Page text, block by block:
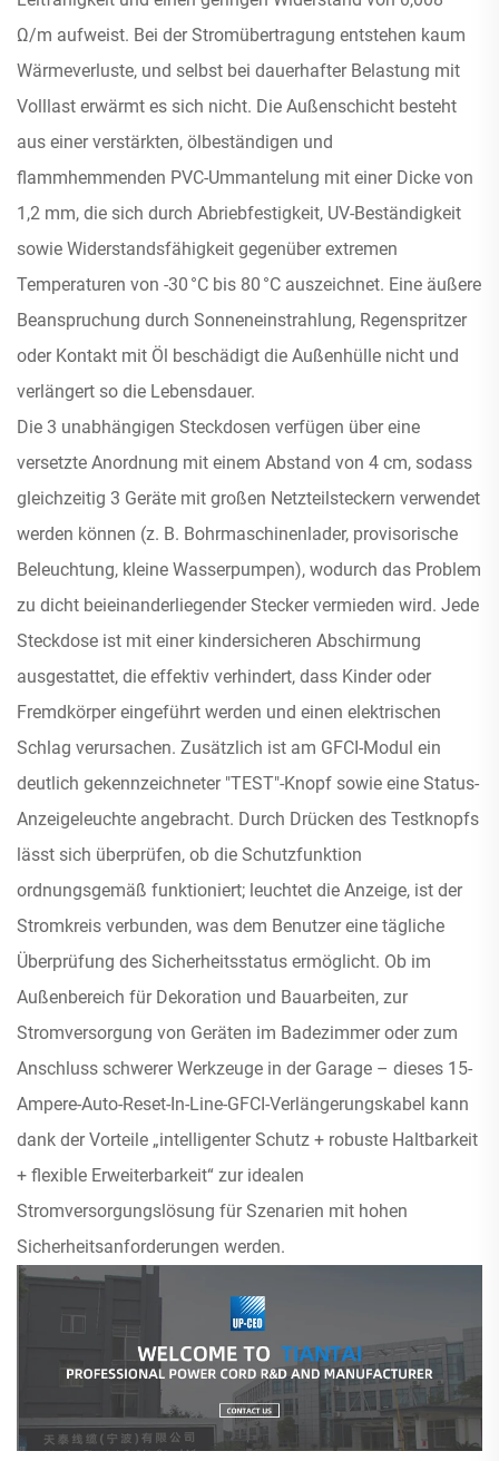
Ω/m aufweist. Bei der Stromübertragung entstehen kaum
Wärmeverluste, und selbst bei dauerhafter Belastung mit
Volllast erwärmt es sich nicht. Die Außenschicht besteht
aus einer verstärkten, ölbeständigen und
flammhemmenden PVC-Ummantelung mit einer Dicke von
1,2 mm, die sich durch Abriebfestigkeit, UV-Beständigkeit
sowie Widerstandsfähigkeit gegenüber extremen
Temperaturen von -30 °C bis 80 °C auszeichnet. Eine äußere
Beanspruchung durch Sonneneinstrahlung, Regenspritzer
oder Kontakt mit Öl beschädigt die Außenhülle nicht und
verlängert so die Lebensdauer.
Die 3 unabhängigen Steckdosen verfügen über eine
versetzte Anordnung mit einem Abstand von 4 cm, sodass
gleichzeitig 3 Geräte mit großen Netzteilsteckern verwendet
werden können (z. B. Bohrmaschinenlader, provisorische
Beleuchtung, kleine Wasserpumpen), wodurch das Problem
zu dicht beieinanderliegender Stecker vermieden wird. Jede
Steckdose ist mit einer kindersicheren Abschirmung
ausgestattet, die effektiv verhindert, dass Kinder oder
Fremdkörper eingeführt werden und einen elektrischen
Schlag verursachen. Zusätzlich ist am GFCI-Modul ein
deutlich gekennzeichneter "TEST"-Knopf sowie eine Status-
Anzeigeleuchte angebracht. Durch Drücken des Testknopfs
lässt sich überprüfen, ob die Schutzfunktion
ordnungsgemäß funktioniert; leuchtet die Anzeige, ist der
Stromkreis verbunden, was dem Benutzer eine tägliche
Überprüfung des Sicherheitsstatus ermöglicht. Ob im
Außenbereich für Dekoration und Bauarbeiten, zur
Stromversorgung von Geräten im Badezimmer oder zum
Anschluss schwerer Werkzeuge in der Garage – dieses 15-
Ampere-Auto-Reset-In-Line-GFCI-Verlängerungskabel kann
dank der Vorteile „intelligenter Schutz + robuste Haltbarkeit
+ flexible Erweiterbarkeit“ zur idealen
Stromversorgungslösung für Szenarien mit hohen
Sicherheitsanforderungen werden.